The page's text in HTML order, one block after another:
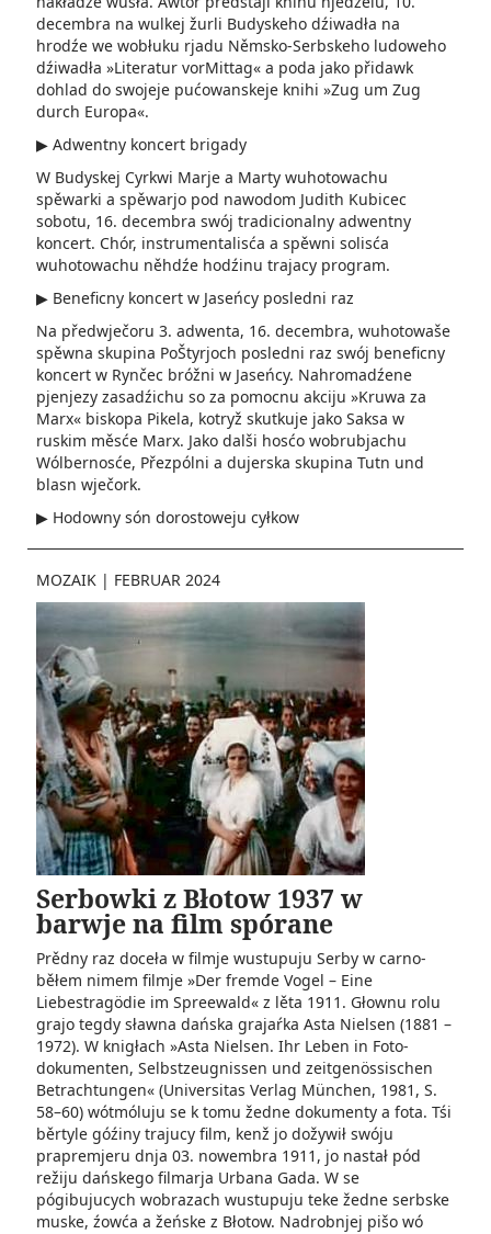
decembra na wulkej žurli Budyskeho dźiwadła na
hrodźe we wobłuku rjadu Němsko-Serbskeho ludoweho
dźiwadła »Literatur vorMittag« a poda jako přidawk
dohlad do swojeje pućowanskeje knihi »Zug um Zug
durch Europa«.
▶ Adwentny koncert brigady
W Budyskej Cyrkwi Marje a Marty wuhotowachu
spěwarki a spěwarjo pod nawodom Judith Kubicec
sobotu, 16. decembra swój tradicionalny adwentny
koncert. Chór, instrumentalisća a spěwni solisća
wuhotowachu něhdźe hodźinu trajacy program.
▶ Beneficny koncert w Jaseńcy posledni raz
Na předwječoru 3. adwenta, 16. decembra, wuhotowaše
spěwna skupina PoŠtyrjoch posledni raz swój beneficny
koncert w Rynčec bróžni w Jaseńcy. Nahromadźene
pjenjezy zasadźichu so za pomocnu­ akciju »Kruwa za
Mar­x« biskopa Pikela, kotryž­ skutkuje jako Saksa w
ruskim měsće Marx. Jako dalši hosćo wobrubjachu
Wólbernosće, Přezpólni a dujerska skupina Tutn und
blasn wječork.
▶ Hodowny són dorostoweju cyłkow
MOZAIK | FEBRUAR 2024
Serbowki z Błotow 1937 w
barwje na film spórane
Prědny raz doceła w filmje wustupuju Serby w carno-
běłem nimem filmje »Der fremde Vogel – Eine
Liebestragödie im Spreewald« z lěta 1911. Głownu rolu
grajo tegdy sławna dańska grajaŕka Asta Nielsen (1881 –
1972). W knigłach »Asta Nielsen. Ihr Leben in Foto­
dokumenten, Selbstzeugnissen und zeitgenössischen
Betrachtungen« (Universitas Verlag München, 1981, S.
58–60) wótmóluju se k tomu žedne dokumenty a fota. Tśi
běrtyle góźiny trajucy film, kenž jo dožywił swóju
prapremjeru dnja 03. nowembra 1911, jo nastał pód
režiju dańskego filmarja Urbana Gada. W se
pógibujucych wobrazach wustupuju teke žedne serbske
muske, źowća a žeńske z Błotow. Nadrobnjej pišo wó